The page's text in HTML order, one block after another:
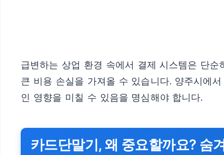
급변하는 상업 환경 속에서 결제 시스템은 단
큰 비용 손실을 가져올 수 있습니다. 양주시에
인 영향을 미칠 수 있음을 명심해야 합니다.
카드단말기, 왜 중요할까요? 숨